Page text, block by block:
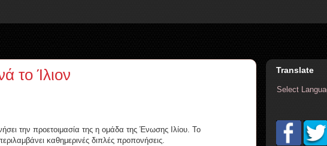
το Ίλιον
την προετοιμασία της η ομάδα της Ένωσης Ιλίου. Το
καθημερινές διπλές προπονήσεις.
Translate
Select